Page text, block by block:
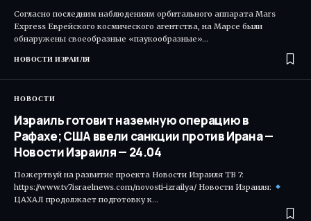
Согласно последним наблюдениям орбитального аппарата Mars
Express Еврейского космического агентства, на Марсе были
обнаружены своеобразные «паукообразные»…
НОВОСТИ ИЗРАИЛЯ
НОВОСТИ
Израиль готовит наземную операцию в
Рафахе; США ввели санкции против Ирана —
Новости Израиля — 24.04
Пожертвуй на развитие проекта Новости Израиля ТВ 7:
https://www.tv7israelnews.com/novosti-izrailya/ Новости Израиля:
ЦАХАЛ продолжает подготовку к…